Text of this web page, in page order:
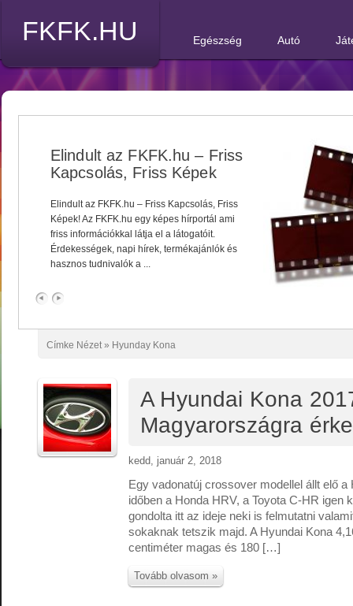
FKFK.HU Egészség Autó
Elindult az FKFK.hu – Friss
Kapcsolás, Friss Képek
Elindult az FKFK.hu – Friss Kapcsolás, Friss
Képek! Az FKFK.hu egy képes hírportál ami
friss információkkal látja el a látogatóit.
Érdekességek, napi hírek, termékajánlók és
hasznos tudnivalók a ...
Címke Nézet » Hyunday Kona
A Hyundai Kona
Magyarországra
kedd, január 2, 2018
Egy vadonatúj crossover modellel állt elő
időben a Honda HRV, a Toyota C-HR igen
gondolta itt az ideje neki is felmutatni
sokaknak tetszik majd. A Hyundai Kona
centiméter magas és 180 […]
Tovább olvasom »